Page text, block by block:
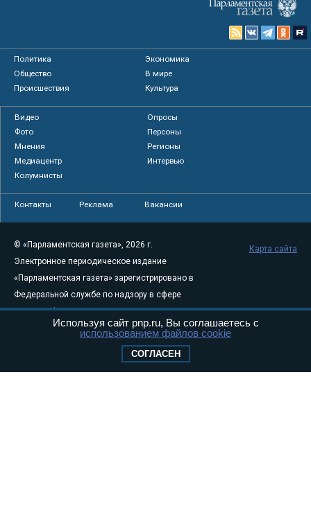
Политика
Экономика
Общество
В мире
Происшествия
Культура
Видео
Опросы
Фото
Персоны
Мнения
Регионы
Медиацентр
Интервью
Колумнисты
Контакты Реклама Вакансии
© «Парламентская газета», 2026 г.
Электронное периодическое издание
«Парламентская газета» зарегистрировано в
Федеральной службе по надзору в сфере
связи, информационных технологий и
массовых коммуникаций (Роскомнадзор) 05
Свидетельство о регистрации Эл № ФС77-
Карта сайта
Используя сайт pnp.ru, Вы соглашаетесь с
использованием файлов cookie
СОГЛАСЕН